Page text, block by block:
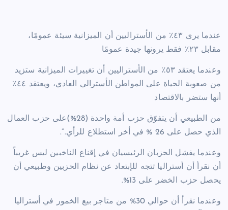
عندما يرى ٤٣٪ من الأستراليين أن الميزانية سيئة عمومًا،
مقابل ٢٣٪ فقط يرونها جيدة عمومًا
وعندما يعتقد ٥٣٪ من الأستراليين أن تغييرات الميزانية ستزيد
من صعوبة الحياة على المواطن الأسترالي العادي، ويعتقد ٤٤٪
أنها ستضر بالاقتصاد
من الطبيعي أن يتفوّق حزب أمة واحدة (28%)على حزب العمال
الذي حصل على 26 % في أخر استطلاع للرأي.”.
وعندما يفشل الحزبان الرئيسيان في إقناع الناخبين ليس غريباً
أن نقرأ أن أستراليا تتجه للإبتعاد عن نظام الحزبين وطبيعي أن
يحصل حزب الخضر على 13%.
وعندما نقرأ أن حوالي 30% من متاجر بيع الخمور في أستراليا